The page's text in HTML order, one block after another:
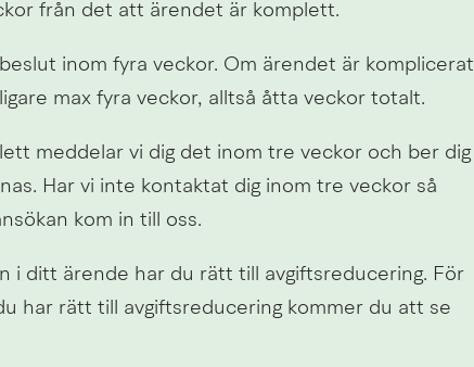
från det att ärendet är komplett.
inom fyra veckor. Om ärendet är komplicerat
max fyra veckor, alltså åtta veckor totalt.
meddelar vi dig det inom tre veckor och ber dig
Har vi inte kontaktat dig inom tre veckor så
kom in till oss.
i ditt ärende har du rätt till avgiftsreducering. För
har rätt till avgiftsreducering kommer du att se